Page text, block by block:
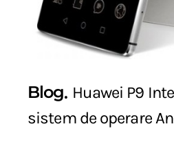
Blog Huawei P9
sistem de operare